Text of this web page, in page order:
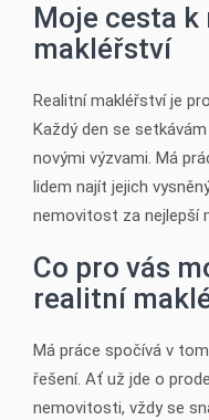
Moje cesta
makléřství
Realitní makléřství je
Každý den se
novými výzvami. Má
lidem najít jejich
nemovitost za nejlepší
Co pro vás
realitní
Má práce spočívá v
řešení. Ať už jde o
nemovitosti, vždy se